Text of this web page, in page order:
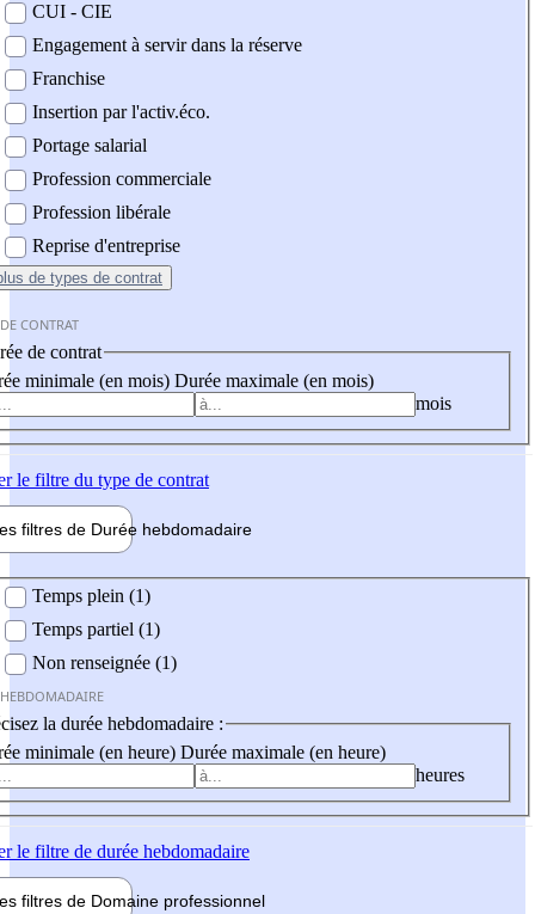
CUI - CIE
Engagement à servir dans la réserve
Franchise
Insertion par l'activ.éco.
Portage salarial
Profession commerciale
Profession libérale
Reprise d'entreprise
de types de contrat
CONTRAT
de contrat
minimale (en mois) Durée maximale (en mois)
mois
le filtre du type de contrat
filtres de Durée hebdomadaire
Temps plein (1)
Temps partiel (1)
Non renseignée (1)
la durée hebdomadaire :
minimale (en heure) Durée maximale (en heure)
heures
le filtre de durée hebdomadaire
filtres de Domaine professionnel